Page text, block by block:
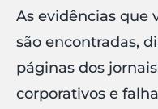
As evidências que
são encontradas,
páginas dos
corporativos e